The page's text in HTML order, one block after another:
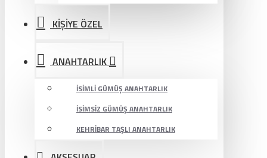
KİŞİYE ÖZEL
ANAHTARLIK
İSIMLI GÜMÜŞ ANAHTARLIK
İSIMSIZ GÜMÜŞ ANAHTARLIK
KEHRIBAR TAŞLI ANAHTARLIK